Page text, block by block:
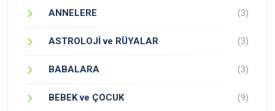
ANNELERE (3)
ASTROLOJİ ve RÜYALAR (3)
BABALARA (3)
BEBEK ve ÇOCUK (9)